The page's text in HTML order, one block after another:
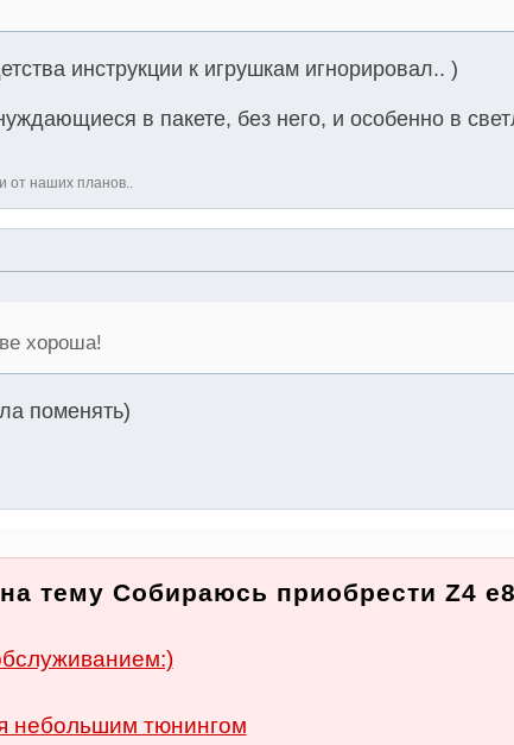
инструкции к игрушкам игнорировал.. )
в пакете, без него, и особенно в
от наших планов..
хороша!
поменять)
тему Собираюсь приобрести Z4
небольшим тюнингом